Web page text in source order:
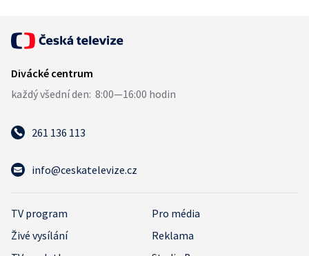
261 136 113
info@ceskatelevize.cz
TV program
Pro média
Živé vysílání
Reklama